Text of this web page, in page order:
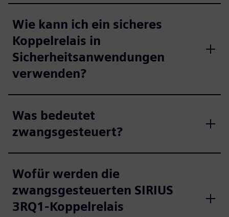
Wie kann ich ein sicheres
Koppelrelais in
Sicherheitsanwendungen
verwenden?
Was bedeutet
zwangsgesteuert?
Wofür werden die
zwangsgesteuerten SIRIUS
3RQ1-Koppelrelais